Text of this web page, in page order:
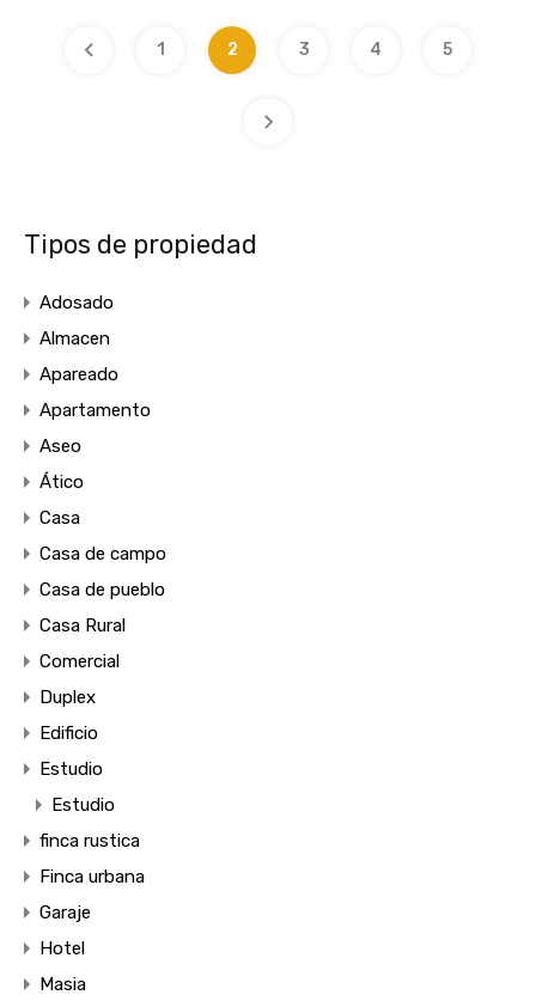
1 2 3 4 5
Tipos de propiedad
Adosado
Almacen
Apareado
Apartamento
Aseo
Ático
Casa
Casa de campo
Casa de pueblo
Casa Rural
Comercial
Duplex
Edificio
Estudio
Estudio
finca rustica
Finca urbana
Garaje
Hotel
Masia